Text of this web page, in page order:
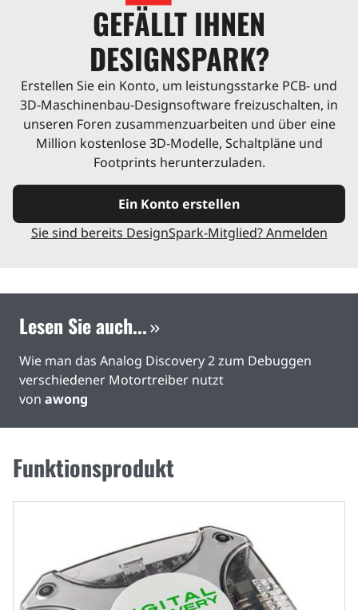
GEFÄLLT IHNEN
DESIGNSPARK?
Erstellen Sie ein Konto, um leistungsstarke PCB- und
3D-Maschinenbau-Designsoftware freizuschalten, in
unseren Foren zusammenzuarbeiten und über eine
Million kostenlose 3D-Modelle, Schaltpläne und
Footprints herunterzuladen.
Ein Konto erstellen
Sie sind bereits DesignSpark-Mitglied? Anmelden
Lesen Sie auch...
Wie man das Analog Discovery 2 zum Debuggen
verschiedener Motortreiber nutzt
von awong
Funktionsprodukt